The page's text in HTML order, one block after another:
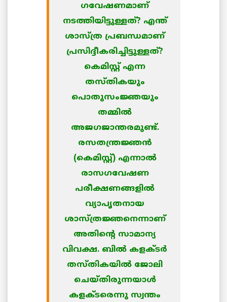
ഗവേഷണമാണ്‌
നടത്തിയിട്ടുള്ളത്? എന്ത്
ശാസ്ത്ര പ്രബന്ധമാണ്
പ്രസിദ്ദീകരിച്ചിട്ടുള്ളത്‌?
കെമിസ്റ്റ് എന്ന
തസ്തികയും
പൊതുസംജ്ഞയും
തമ്മില്‍
അജഗജാന്തരമുണ്ട്.
രസതന്ത്രജ്ഞന്‍
(കെമിസ്റ്റ്) എന്നാല്‍
രാസഗവേഷണ
പരീക്ഷണങ്ങളില്‍
വ്യാപൃതനായ
ശാസ്ത്രജ്ഞനെന്നാണ്
അതിന്റെ സാമാന്യ
വിവക്ഷ. ബില്‍ കളക്ടര്‍
തസ്തികയില്‍ ജോലി
ചെയ്തിരുന്നയാള്‍
കളക്ടരെന്നു സ്വന്തം